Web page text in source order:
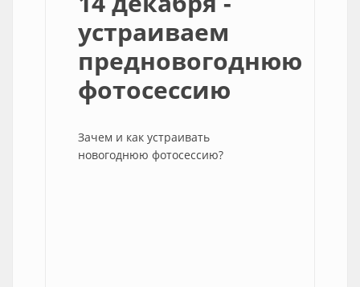
устраиваем
предновогоднюю
фотосессию
Зачем и как устраивать
новогоднюю фотосессию?